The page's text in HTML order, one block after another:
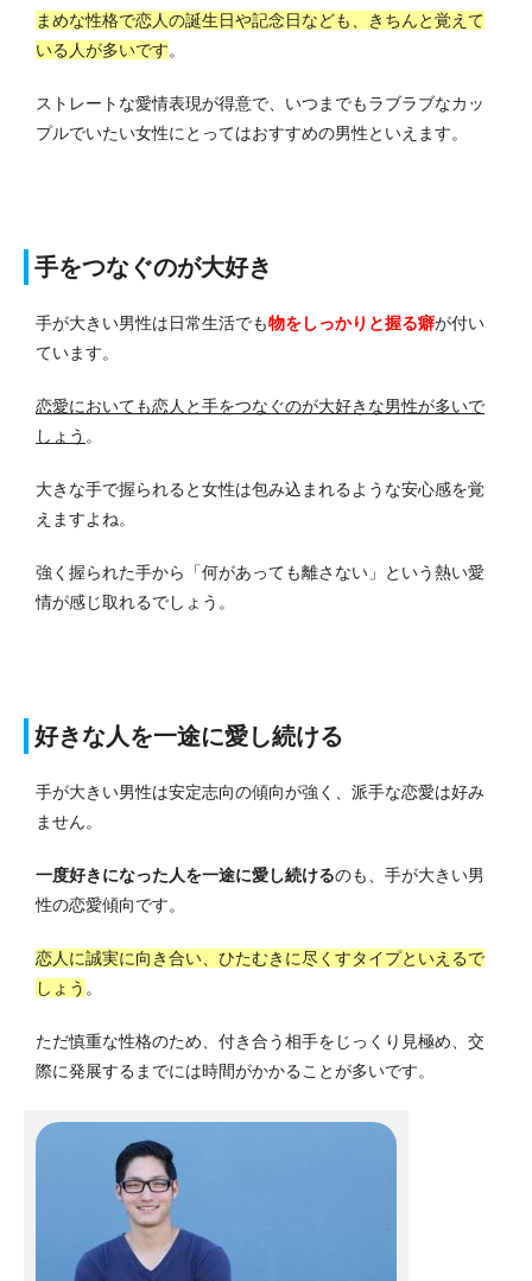
まめな性格で恋人の誕生日や記念日なども、きちんと覚えて
いる人が多いです。
ストレートな愛情表現が得意で、いつまでもラブラブなカッ
プルでいたい女性にとってはおすすめの男性といえます。
手をつなぐのが大好き
手が大きい男性は日常生活でも物をしっかりと握る癖が付い
ています。
恋愛においても恋人と手をつなぐのが大好きな男性が多いで
しょう 。
大きな手で握られると女性は包み込まれるような安心感を覚
えますよね。
強く握られた手から「何があっても離さない」という熱い愛
情が感じ取れるでしょう。
好きな人を一途に愛し続ける
手が大きい男性は安定志向の傾向が強く、派手な恋愛は好み
ません。
一度好きになった人を一途に愛し続けるのも、手が大きい男
性の恋愛傾向です。
恋人に誠実に向き合い、ひたむきに尽くすタイプといえるで
しょう 。
ただ慎重な性格のため、付き合う相手をじっくり見極め、交
際に発展するまでには時間がかかることが多いです。